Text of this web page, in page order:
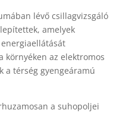
lévő csillagvizsgáló
amelyek
környéken az elektromos
a térség gyengeáramú
a suhopoljei